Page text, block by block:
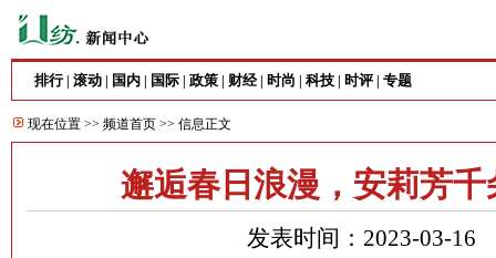
排行| 滚动 国内 国际 政策 财经| 时尚 科技 时评 专题
现在位置 >> 频道首页 >> 信息正文
邂逅春日浪漫，安莉芳
发表时间：2023-03-